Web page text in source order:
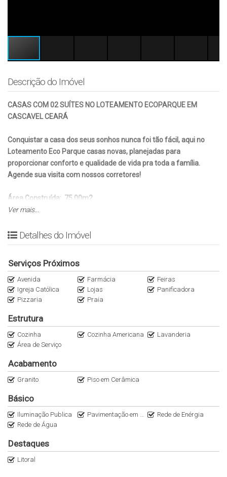
Descrição do Imóvel
CASAS COM 02 SUÍTES NO LOTEAMENTO ECOPARQUE EM
CASCAVEL CEARÁ
Conquistar a casa dos seus sonhos nunca foi tão fácil, aqui no
Loteamento Eco Parque casas novas, planejadas para
proporcionar conforto e qualidade de vida pra toda a família.
Agende sua visita com nossos corretores!
Área Construída: 75,00m2
Área Terreno: 06,00 por 25,00 = 150,00m2
(02 Suítes – Sendo 01 Reversível)
Sala de Estar e Jantar
Banheiro Social Reversível
Lavanderia Coberta
Fachada Moderna
Quintal
02 ou 03 Vagas de Garagem
Imóvel ACEITA FINANCIAMENTO Bancário
Previsão Entrega: JUL/2026
Consulte Condições com a Fabiola Almeida Imóveis e conquiste
seu imóvel próprio!
Corretor Fabiola Almeida
Creci 6523F
(85) 98827-6435
Corretor Paulo Victor
Creci 7302F
Ver mais...
Detalhes do Imóvel
Serviços Próximos
Avenida Farmácia
Feiras
Igreja Católica
Lojas
Panificadora
Pizzaria
Praia
Estrutura
Cozinha Cozinha Americana
Lavanderia
Área de Serviço
Acabamento
Granito Piso em Cerâmica
Básico
Iluminação Publica Pavimentação em Calçamento
Rede de Enérgia
Rede de Água
Destaques
Litoral